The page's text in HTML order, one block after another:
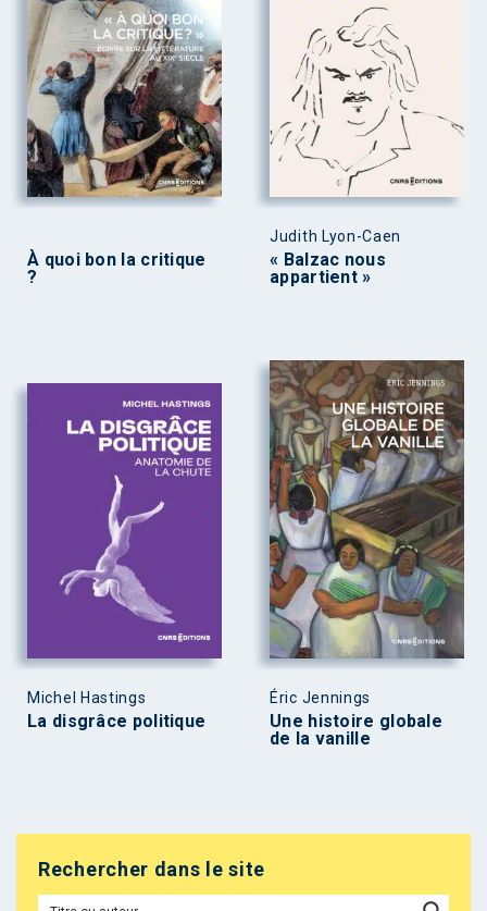
À quoi bon la critique
?
Judith Lyon-Caen
« Balzac nous
appartient »
Michel Hastings
La disgrâce politique
Éric Jennings
Une histoire globale
de la vanille
Rechercher dans le site